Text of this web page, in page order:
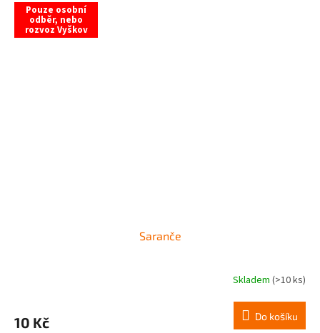
Pouze osobní
odběr, nebo
rozvoz Vyškov
Saranče
Skladem (>10 ks)
10 Kč Do košíku